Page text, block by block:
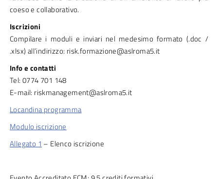
coeso e collaborativo.
Iscrizioni
Compilare i moduli e inviari nel medesimo formato (.doc /
.xlsx) all’indirizzo: risk.formazione@aslroma5.it
Info e contatti
Tel: 0774 701 148
E-mail: riskmanagement@aslroma5.it
Locandina programma
Modulo iscrizione
Allegato 1 – Elenco iscrizione